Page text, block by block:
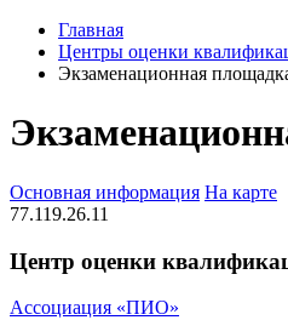
Главная
Центры оценки
Экзаменационная
Основная информация На карте
77.119.26.11
Центр оценки
Ассоциация «ПИО»